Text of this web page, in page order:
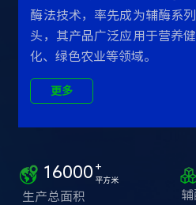
酶法技术，率先成为辅酶系
头，其产品广泛应用于营养
化、绿色农业等领域。
更多
16000 +
平方米
生产总面积